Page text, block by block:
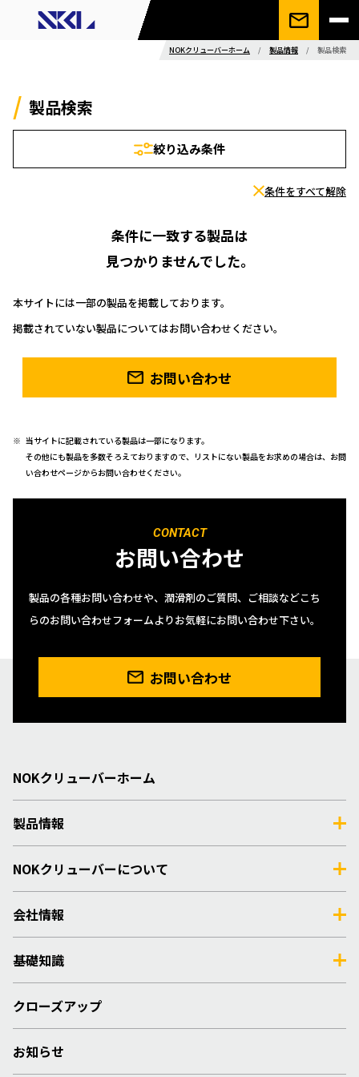
NOKクリューバーホーム / 製品情報 / 製品検索
製品検索
絞り込み条件
条件をすべて解除
条件に一致する製品は
見つかりませんでした。
本サイトには一部の製品を掲載しております。
掲載されていない製品についてはお問い合わせください。
お問い合わせ
当サイトに記載されている製品は一部になります。
その他にも製品を多数そろえておりますので、リストにない製品をお求めの場合は、お問
い合わせページからお問い合わせください。
CONTACT
お問い合わせ
製品の各種お問い合わせや、潤滑剤のご質問、ご相談などこち
らのお問い合わせフォームよりお気軽にお問い合わせ下さい。
お問い合わせ
NOKクリューバーホーム
製品情報
NOKクリューバーについて
会社情報
基礎知識
クローズアップ
お知らせ